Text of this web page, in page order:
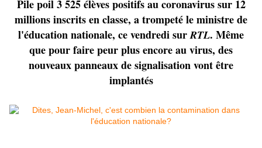
Pile poil 3 525 élèves positifs au coronavirus sur 12
millions inscrits en classe, a trompeté le ministre de
l'éducation nationale, ce vendredi surRTL. Même
que pour faire peur plus encore au virus, des
nouveaux panneaux de signalisation vont être
implantés